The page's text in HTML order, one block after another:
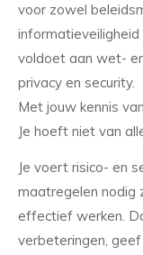
voor zowel
voldoet aan wet-
privacy en security.
Met jouw kennis
Je hoeft niet van
Je voert risico- en
maatregelen nodig
effectief werken.
verbeteringen,